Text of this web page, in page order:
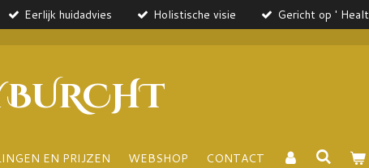
Eerlijk huidadvies Holistische visie Gericht op '
EN PRIJZEN WEBSHOP CONTACT